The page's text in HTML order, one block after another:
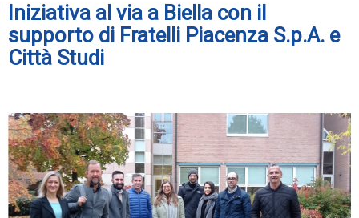
Iniziativa al via a Biella con il
supporto di Fratelli Piacenza S.p.A. e
Città Studi